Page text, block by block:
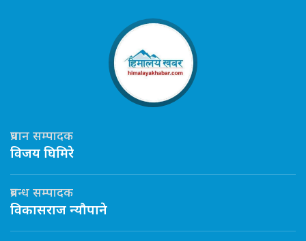
प्रधान सम्पादक
विजय घिमिरे
प्रबन्ध सम्पादक
विकासराज न्यौपाने